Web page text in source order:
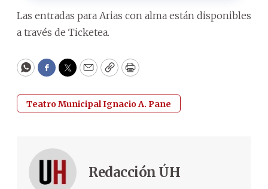
Las entradas para Arias con alma están disponibles
a través de Ticketea.
WhatsApp
Facebook
Twitter
EmailCopyPrint
Teatro Municipal Ignacio A. Pane
Redacción ÚH